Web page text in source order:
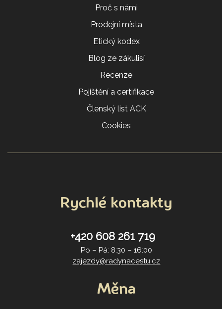
Proč s námi
Prodejní místa
Etický kodex
Blog ze zákulisí
Recenze
Pojištění a certifikace
Členský list ACK
Cookies
Rychlé kontakty
+420 608 261 719
Po – Pá: 8:30 – 16:00
zajezdy@radynacestu.cz
Měna